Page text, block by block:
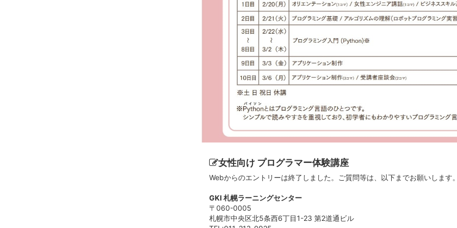
女性向け プログラマー体験講座
Webからのエントリーは終了しました。ご質問等は、以下までお願いします
GKI 札幌ラーニングセンター
〒060-0005
札幌市中央区北5条西6丁目1-23 第2道通ビル